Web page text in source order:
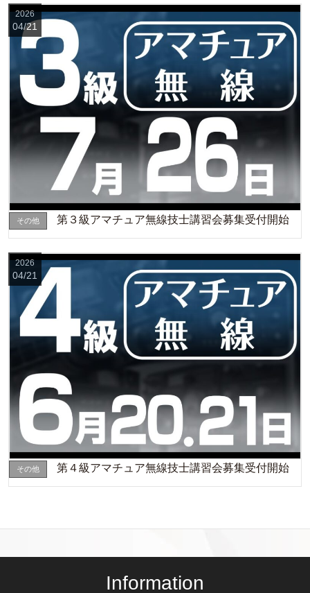
その他 第３級アマチュア無線技士講習会募集受付開始
2026
04/21
その他 第４級アマチュア無線技士講習会募集受付開始
2026
04/21
Information